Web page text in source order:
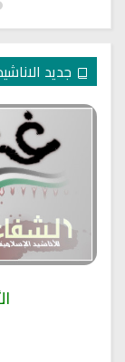
جديد